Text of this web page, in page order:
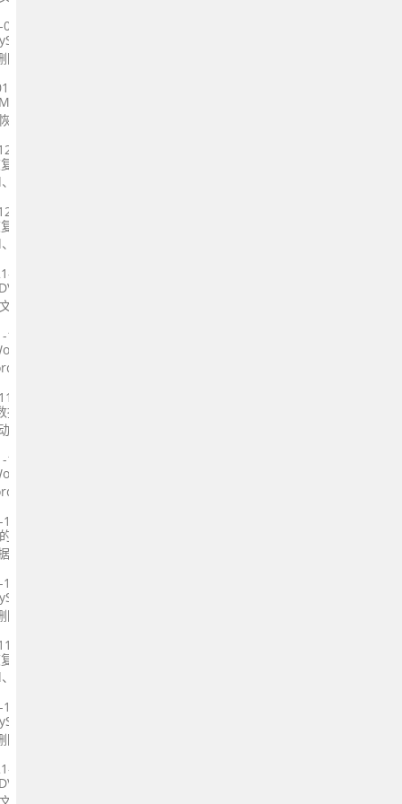
果有
11
的
上
06
08
软
06
软
12-03
数
件，
果有
26
文
文
描
择
25
系
24
文
文
描
择
20
两
丢
20
的
上
19
软
16
的
上
11-10
数